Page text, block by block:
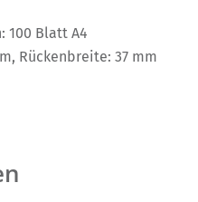
100 Blatt A4
Rückenbreite: 37 mm